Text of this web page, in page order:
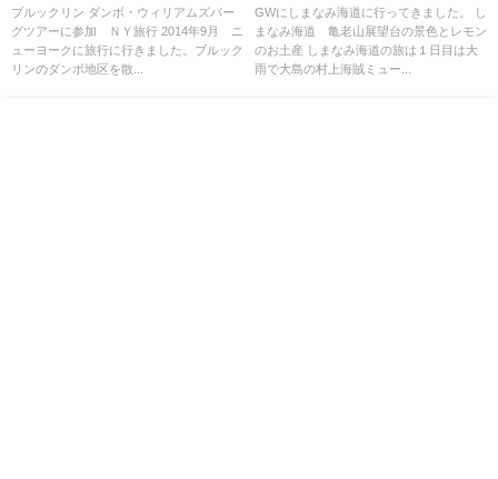
旅行
ブルックリン ダンボ・ウィリアムズバー
グツアーに参加 ＮＹ旅行 2014年9月 ニ
ューヨークに旅行に行きました。ブルック
リンのダンボ地区を散...
GWにしまなみ海道に行ってきました。 し
まなみ海道 亀老山展望台の景色とレモン
のお土産 しまなみ海道の旅は１日目は大
雨で大島の村上海賊ミュー...